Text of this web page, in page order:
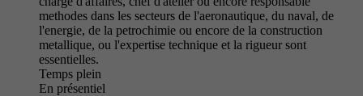
methodes dans les secteurs de l'aeronautique, du naval, de
l'energie, de la petrochimie ou encore de la construction
metallique, ou l'expertise technique et la rigueur sont
essentielles.
Temps plein
En présentiel